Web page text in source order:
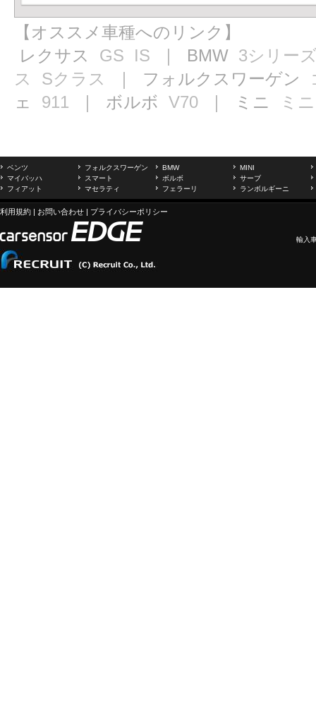
【オススメ車種へのリンク】
レクサス GS IS ｜ BMW 3シリー
ス
Sクラス ｜ フォルクスワーゲン
ェ 911 ｜ ボルボ V70 ｜ ミニ ミニ
ベンツ フォルクスワーゲン BMW
MINI
マイバッハ
スマート ボルボ
サーブ
フィアット
マセラティ フェラーリ ランボルギーニ
利用規約 | お問い合わせ | プライバシーポリシー
輸入